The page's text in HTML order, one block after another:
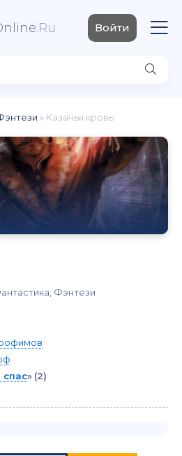
.Ru Войти
» Казачья кровь
Фэнтези
спас» (2)